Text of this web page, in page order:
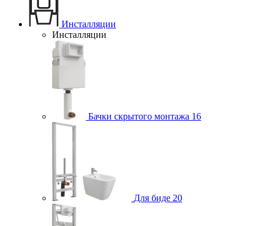
Инсталляции
Инсталляции
Бачки скрытого монтажа 16
Для биде 20